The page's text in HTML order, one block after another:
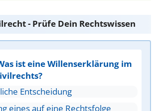
- Prüfe Dein Rechtswissen
ist eine Willenserklärung im
Entscheidung
eines auf eine Rechtsfolge